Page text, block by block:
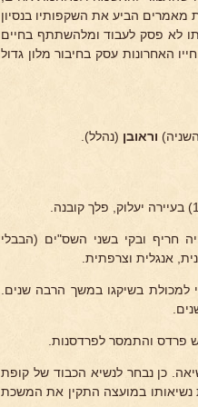
מאמרים הביע את השקפותיו בנסיון
3 חוברות. גם בשעת מחלתו לא פסק לעבוד ומלהשתתף בחיים
אך לא נכנע לה, בשנות חייו האחרונות עסק בחיבור מלון גדול
וראובן (נהלל).
חריף ובקי בשני השס"ים (הבבלי
אנגלית וצרפתית.
למכולת בשיקגו במשך הרבה שנים.
פרדס והתמסר לפרדסנות.
כן נבחר לנשיא הכבוד של קופת
נשיאותו במועצה התקין את המשכת